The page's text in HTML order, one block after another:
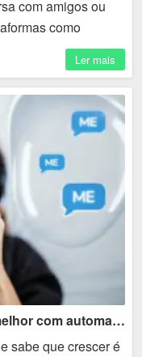
com amigos ou
como
salas de
Ler mais
Comunidades digitais crescem melhor com automação
sabe que crescer é